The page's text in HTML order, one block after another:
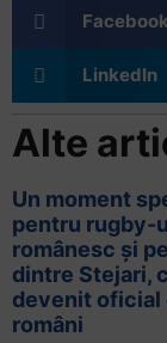
Facebook
LinkedIn
Alte
Un moment
pentru rugby-
românesc și
dintre Stejari,
devenit oficial
români